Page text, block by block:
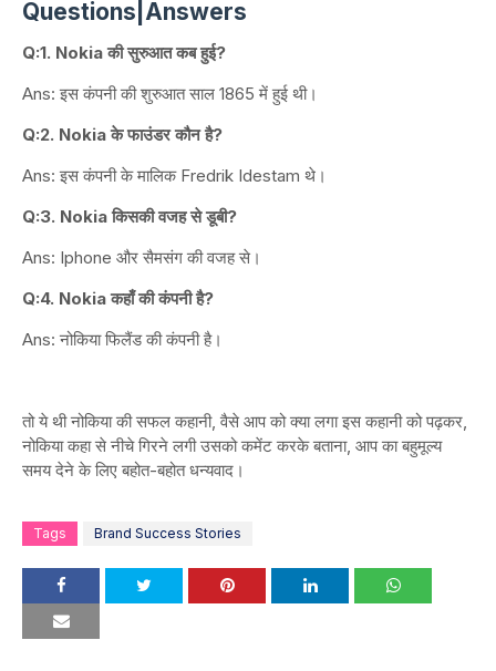
Questions|Answers
Q:1. Nokia की सुरुआत कब हुई?
Ans: इस कंपनी की शुरुआत साल 1865 में हुई थी।
Q:2. Nokia के फाउंडर कौन है?
Ans: इस कंपनी के मालिक Fredrik Idestam थे।
Q:3. Nokia किसकी वजह से डूबी?
Ans: Iphone और सैमसंग की वजह से।
Q:4. Nokia कहाँ की कंपनी है?
Ans: नोकिया फिलैंड की कंपनी है।
तो ये थी नोकिया की सफल कहानी, वैसे आप को क्या लगा इस कहानी को पढ़कर,
नोकिया कहा से नीचे गिरने लगी उसको कमेंट करके बताना, आप का बहुमूल्य
समय देने के लिए बहोत-बहोत धन्यवाद।
Tags Brand Success Stories